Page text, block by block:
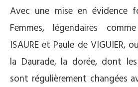
Avec une mise en évidence
Femmes, légendaires
ISAURE et Paule de VIGUIER,
la Daurade, la dorée, dont
sont régulièrement changées